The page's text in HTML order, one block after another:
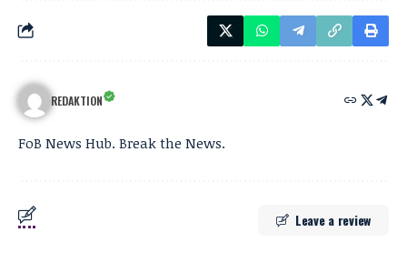
REDAKTION
FoB News Hub. Break the News.
Leave a review